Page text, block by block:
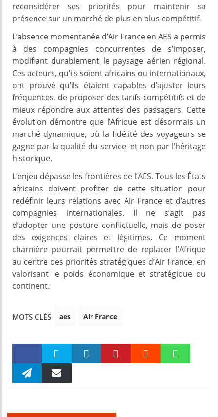
reconsidérer ses priorités pour maintenir sa
présence sur un marché de plus en plus compétitif.
L’absence momentanée d’Air France en AES a permis
à des compagnies concurrentes de s’imposer,
modifiant durablement le paysage aérien régional.
Ces acteurs, qu’ils soient africains ou internationaux,
ont prouvé qu’ils étaient capables d’ajuster leurs
fréquences, de proposer des tarifs compétitifs et de
mieux répondre aux attentes des passagers. Cette
évolution démontre que l’Afrique est désormais un
marché dynamique, où la fidélité des voyageurs se
gagne par la qualité du service, et non par l’héritage
historique.
L’enjeu dépasse les frontières de l’AES. Tous les États
africains doivent profiter de cette situation pour
redéfinir leurs relations avec Air France et d’autres
compagnies internationales. Il ne s’agit pas
d’adopter une posture conflictuelle, mais de poser
des exigences claires et légitimes. Ce moment
charnière pourrait permettre de replacer l’Afrique
au centre des priorités stratégiques d’Air France, en
valorisant le poids économique et stratégique du
continent.
MOTS CLÉS aes Air France
Faceboo Twitter
m